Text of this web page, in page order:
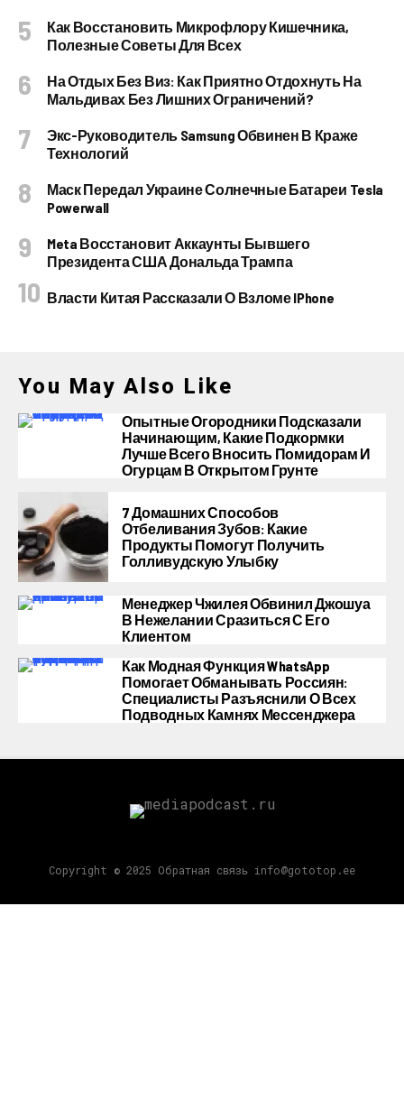
Как Восстановить Микрофлору Кишечника,
Полезные Советы Для Всех
На Отдых Без Виз: Как Приятно Отдохнуть На
Мальдивах Без Лишних Ограничений?
Экс-Руководитель Samsung Обвинен В Краже
Технологий
Маск Передал Украине Солнечные Батареи Tesla
Powerwall
Meta Восстановит Аккаунты Бывшего
Президента США Дональда Трампа
Власти Китая Рассказали О Взломе IPhone
You May Also Like
Опытные Огородники Подсказали
Начинающим, Какие Подкормки
Лучше Всего Вносить Помидорам И
Огурцам В Открытом Грунте
7 Домашних Способов
Отбеливания Зубов: Какие
Продукты Помогут Получить
Голливудскую Улыбку
Менеджер Чжилея Обвинил Джошуа
В Нежелании Сразиться С Его
Клиентом
Как Модная Функция WhatsApp
Помогает Обманывать Россиян:
Специалисты Разъяснили О Всех
Подводных Камнях Мессенджера
Copyright © 2025 Обратная связь info@gototop.ee